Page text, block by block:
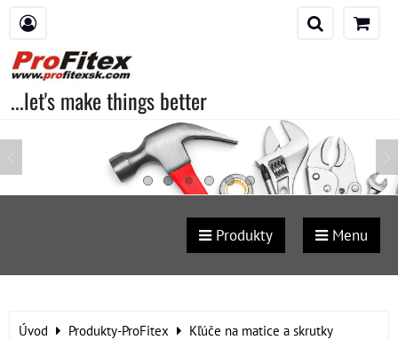
...let's make things better
Produkty Menu
Úvod Produkty-ProFitex
Kľúče na matice a skrutky